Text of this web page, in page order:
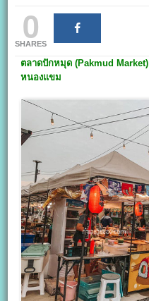
0
SHARES
ตลาดปักหมุด (Pakmud Market)
หนองแขม